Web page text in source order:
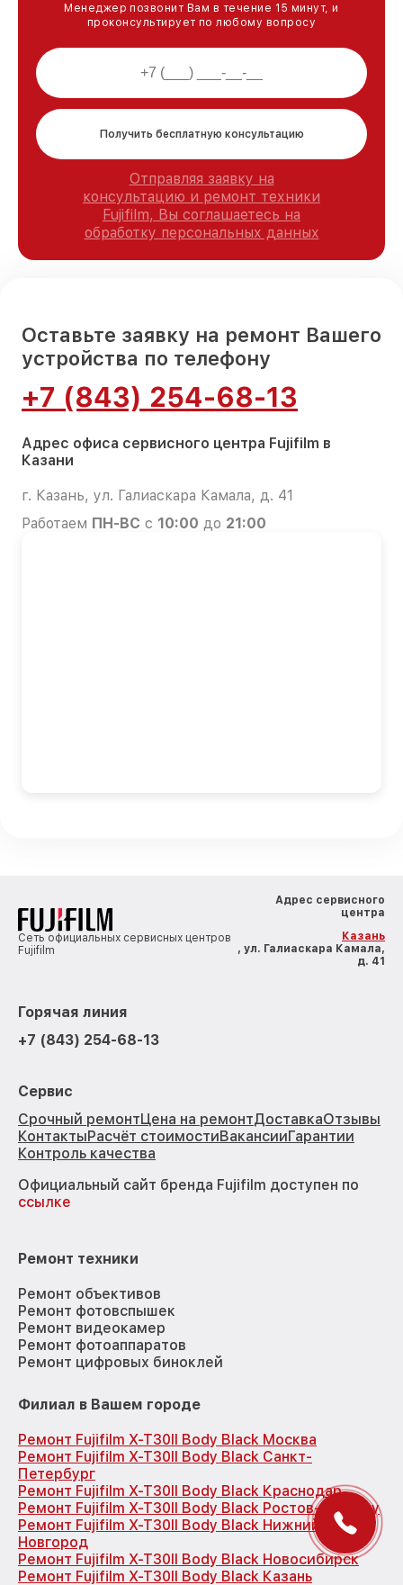
Менеджер позвонит Вам в течение 15 минут, и
проконсультирует по любому вопросу
Получить бесплатную консультацию
Отправляя заявку на
консультацию и ремонт техники
Fujifilm, Вы соглашаетесь на
обработку персональных данных
Оставьте заявку на ремонт Вашего
устройства по телефону
+7 (843) 254-68-13
Адрес офиса сервисного центра Fujifilm в
Казани
г. Казань, ул. Галиаскара Камала, д. 41
Работаем ПН-ВС с 10:00 до 21:00
Сеть официальных сервисных центров
Fujifilm
Адрес сервисного
центра
Казань
, ул. Галиаскара Камала,
д. 41
Горячая линия
+7 (843) 254-68-13
Сервис
Срочный ремонтЦена на ремонтДоставкаОтзывы
КонтактыРасчёт стоимостиВакансииГарантии
Контроль качества
Официальный сайт бренда Fujifilm доступен по
ссылке
Ремонт техники
Ремонт объективов
Ремонт фотовспышек
Ремонт видеокамер
Ремонт фотоаппаратов
Ремонт цифровых биноклей
Филиал в Вашем городе
Ремонт Fujifilm X-T30II Body Black Москва
Ремонт Fujifilm X-T30II Body Black Санкт-
Петербург
Ремонт Fujifilm X-T30II Body Black Краснодар
Ремонт Fujifilm X-T30II Body Black Ростов-на-Дону
Ремонт Fujifilm X-T30II Body Black Нижний
Новгород
Ремонт Fujifilm X-T30II Body Black Новосибирск
Ремонт Fujifilm X-T30II Body Black Казань